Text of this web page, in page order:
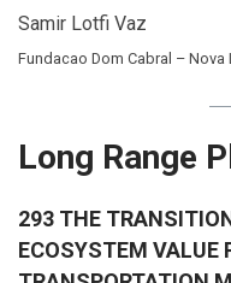
Samir Lotfi Vaz
Fundacao Dom Cabral – Nova
Long Range
293 THE
ECOSYSTEM VALUE